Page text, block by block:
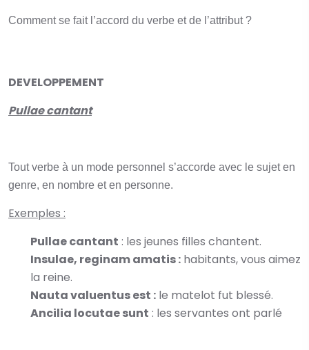
Comment se fait l’accord du verbe et de l’attribut ?
DEVELOPPEMENT
Pullae cantant
Tout verbe à un mode personnel s’accorde avec le sujet en
genre, en nombre et en personne.
Exemples :
Pullae cantant : les jeunes filles chantent.
Insulae, reginam amatis : habitants, vous aimez
la reine.
Nauta valuentus est : le matelot fut blessé.
Ancilia locutae sunt : les servantes ont parlé